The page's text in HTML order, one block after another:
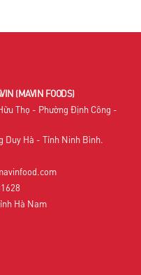
(MAVIN FOODS)
Thọ - Phường Định Công -
Duy Hà - Tỉnh Ninh Bình.
Hà Nam